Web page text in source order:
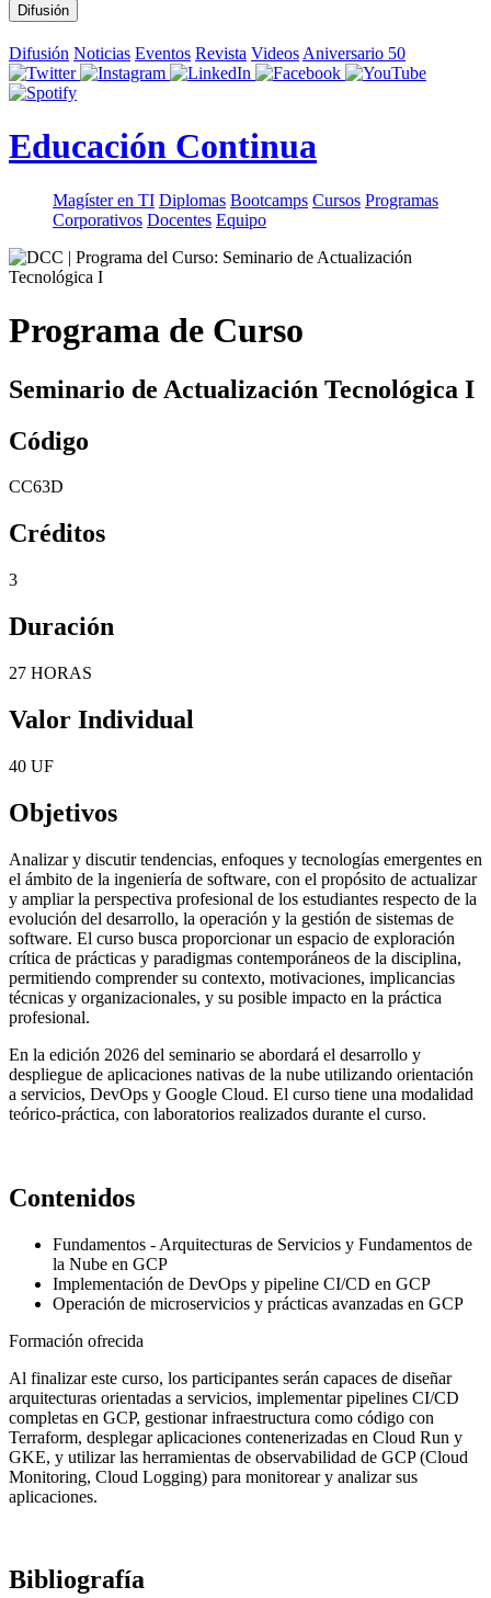
Difusión
Difusión Noticias Eventos Revista Videos Aniversario 50
Educación Continua
Magíster en TI Diplomas Bootcamps Cursos Programas
Corporativos Docentes Equipo
Programa de Curso
Seminario de Actualización Tecnológica I
Código
CC63D
Créditos
3
Duración
27 HORAS
Valor Individual
40 UF
Objetivos
Analizar y discutir tendencias, enfoques y tecnologías emergentes en
el ámbito de la ingeniería de software, con el propósito de actualizar
y ampliar la perspectiva profesional de los estudiantes respecto de la
evolución del desarrollo, la operación y la gestión de sistemas de
software. El curso busca proporcionar un espacio de exploración
crítica de prácticas y paradigmas contemporáneos de la disciplina,
permitiendo comprender su contexto, motivaciones, implicancias
técnicas y organizacionales, y su posible impacto en la práctica
profesional.
En la edición 2026 del seminario se abordará el desarrollo y
despliegue de aplicaciones nativas de la nube utilizando orientación
a servicios, DevOps y Google Cloud. El curso tiene una modalidad
teórico-práctica, con laboratorios realizados durante el curso.
Contenidos
Fundamentos - Arquitecturas de Servicios y Fundamentos de
la Nube en GCP
Implementación de DevOps y pipeline CI/CD en GCP
Operación de microservicios y prácticas avanzadas en GCP
Formación ofrecida
Al finalizar este curso, los participantes serán capaces de diseñar
arquitecturas orientadas a servicios, implementar pipelines CI/CD
completas en GCP, gestionar infraestructura como código con
Terraform, desplegar aplicaciones contenerizadas en Cloud Run y
GKE, y utilizar las herramientas de observabilidad de GCP (Cloud
Monitoring, Cloud Logging) para monitorear y analizar sus
aplicaciones.
Bibliografía